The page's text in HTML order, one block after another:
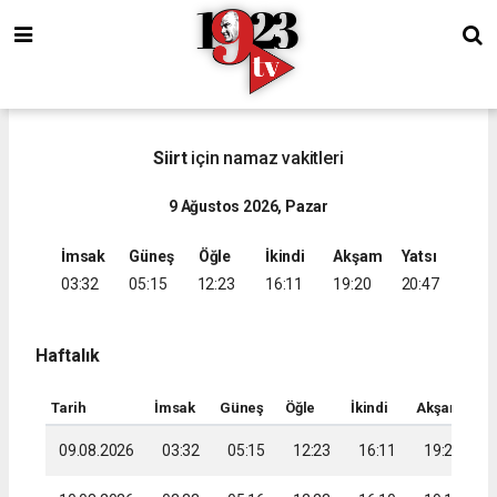
Siirtiçin namaz vakitleri
9 Ağustos 2026, Pazar
İmsak
03:32
Güneş
05:15
Öğle
12:23
İkindi
16:11
Akşam
19:20
Yatsı
20:47
Haftalık
Tarih İmsak Güneş Öğle İkindi Akşam
09.08.2026 03:32 05:15 12:23 16:11 19:20